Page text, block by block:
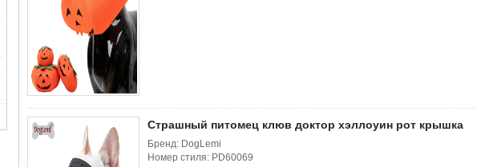
Страшный питомец клюв доктор хэллоуин рот крышка
Бренд: DogLemi
Номер стиля: PD60069